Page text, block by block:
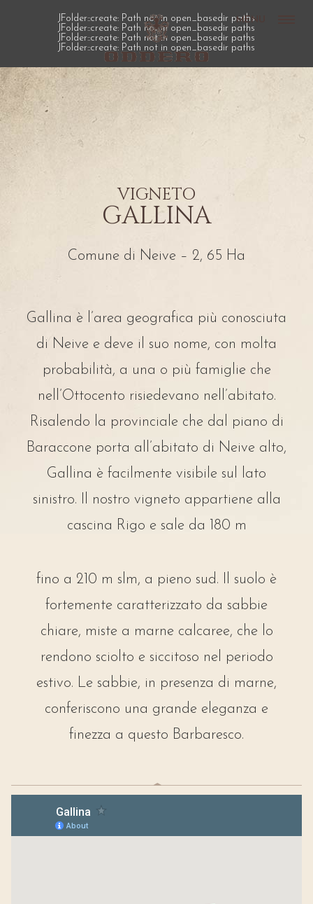
MENU
JFolder::create: Path not in open_basedir paths
JFolder::create: Path not in open_basedir paths
JFolder::create: Path not in open_basedir paths
JFolder::create: Path not in open_basedir paths
VIGNETO
GALLINA
Comune di Neive – 2, 65 Ha
Gallina è l’area geografica più conosciuta
di Neive e deve il suo nome, con molta
probabilità, a una o più famiglie che
nell’Ottocento risiedevano nell’abitato.
Risalendo la provinciale che dal piano di
Baraccone porta all’abitato di Neive alto,
Gallina è facilmente visibile sul lato
sinistro. Il nostro vigneto appartiene alla
cascina Rigo e sale da 180 m
fino a 210 m slm, a pieno sud. Il suolo è
fortemente caratterizzato da sabbie
chiare, miste a marne calcaree, che lo
rendono sciolto e siccitoso nel periodo
estivo. Le sabbie, in presenza di marne,
conferiscono una grande eleganza e
finezza a questo Barbaresco.